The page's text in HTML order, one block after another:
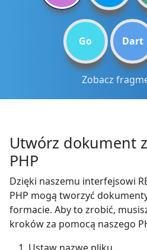
Go Dart
Zobacz
Utwórz dokument
PHP
Dzięki naszemu interfejsowi
PHP mogą tworzyć
formacie. Aby to zrobić,
kroków za pomocą naszego